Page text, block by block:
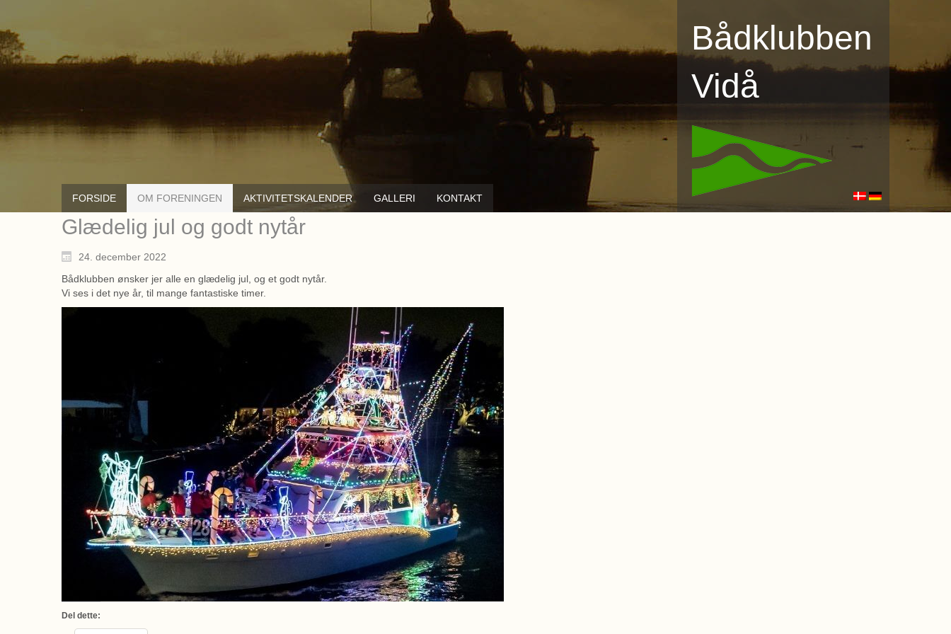
FORSIDE OM FORENINGEN AKTIVITETSKALENDER GALLERI KONTAKT
Bådklubben
Vidå
Glædelig jul og godt nytår
24. december 2022
Bådklubben ønsker jer alle en glædelig jul, og et godt nytår.
Vi ses i det nye år, til mange fantastiske timer.
Del dette: